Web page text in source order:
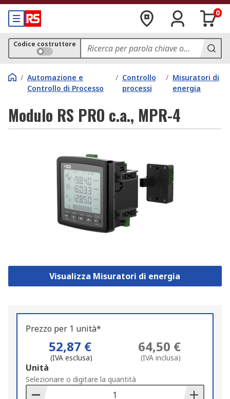
0
Codice costruttore
/ Automazione e
Controllo di Processo
/ Controllo
processi
/ Misuratori di
energia
Modulo RS PRO c.a., MPR-4
Visualizza Misuratori di energia
Prezzo per 1 unità*
52,87 €
(IVA esclusa)
64,50 €
(IVA inclusa)
Add
to
Basket
Unità
Selezionare o digitare la quantità